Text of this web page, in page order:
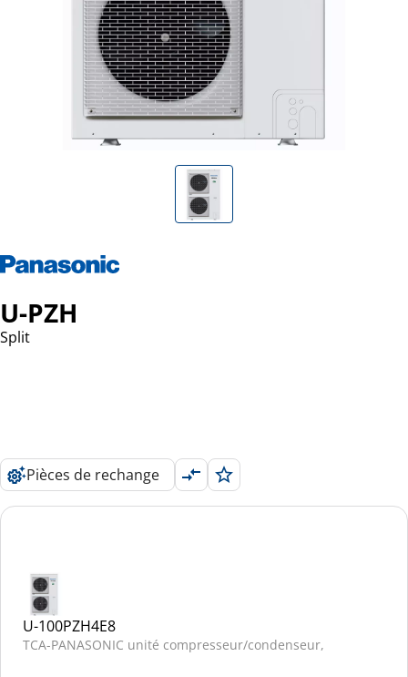
U-PZH
Split
Pièces de rechange
U-100PZH4E8
TCA-PANASONIC unité compresseur/condenseur,